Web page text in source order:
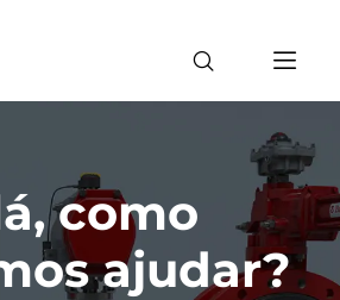
como
ajudar?